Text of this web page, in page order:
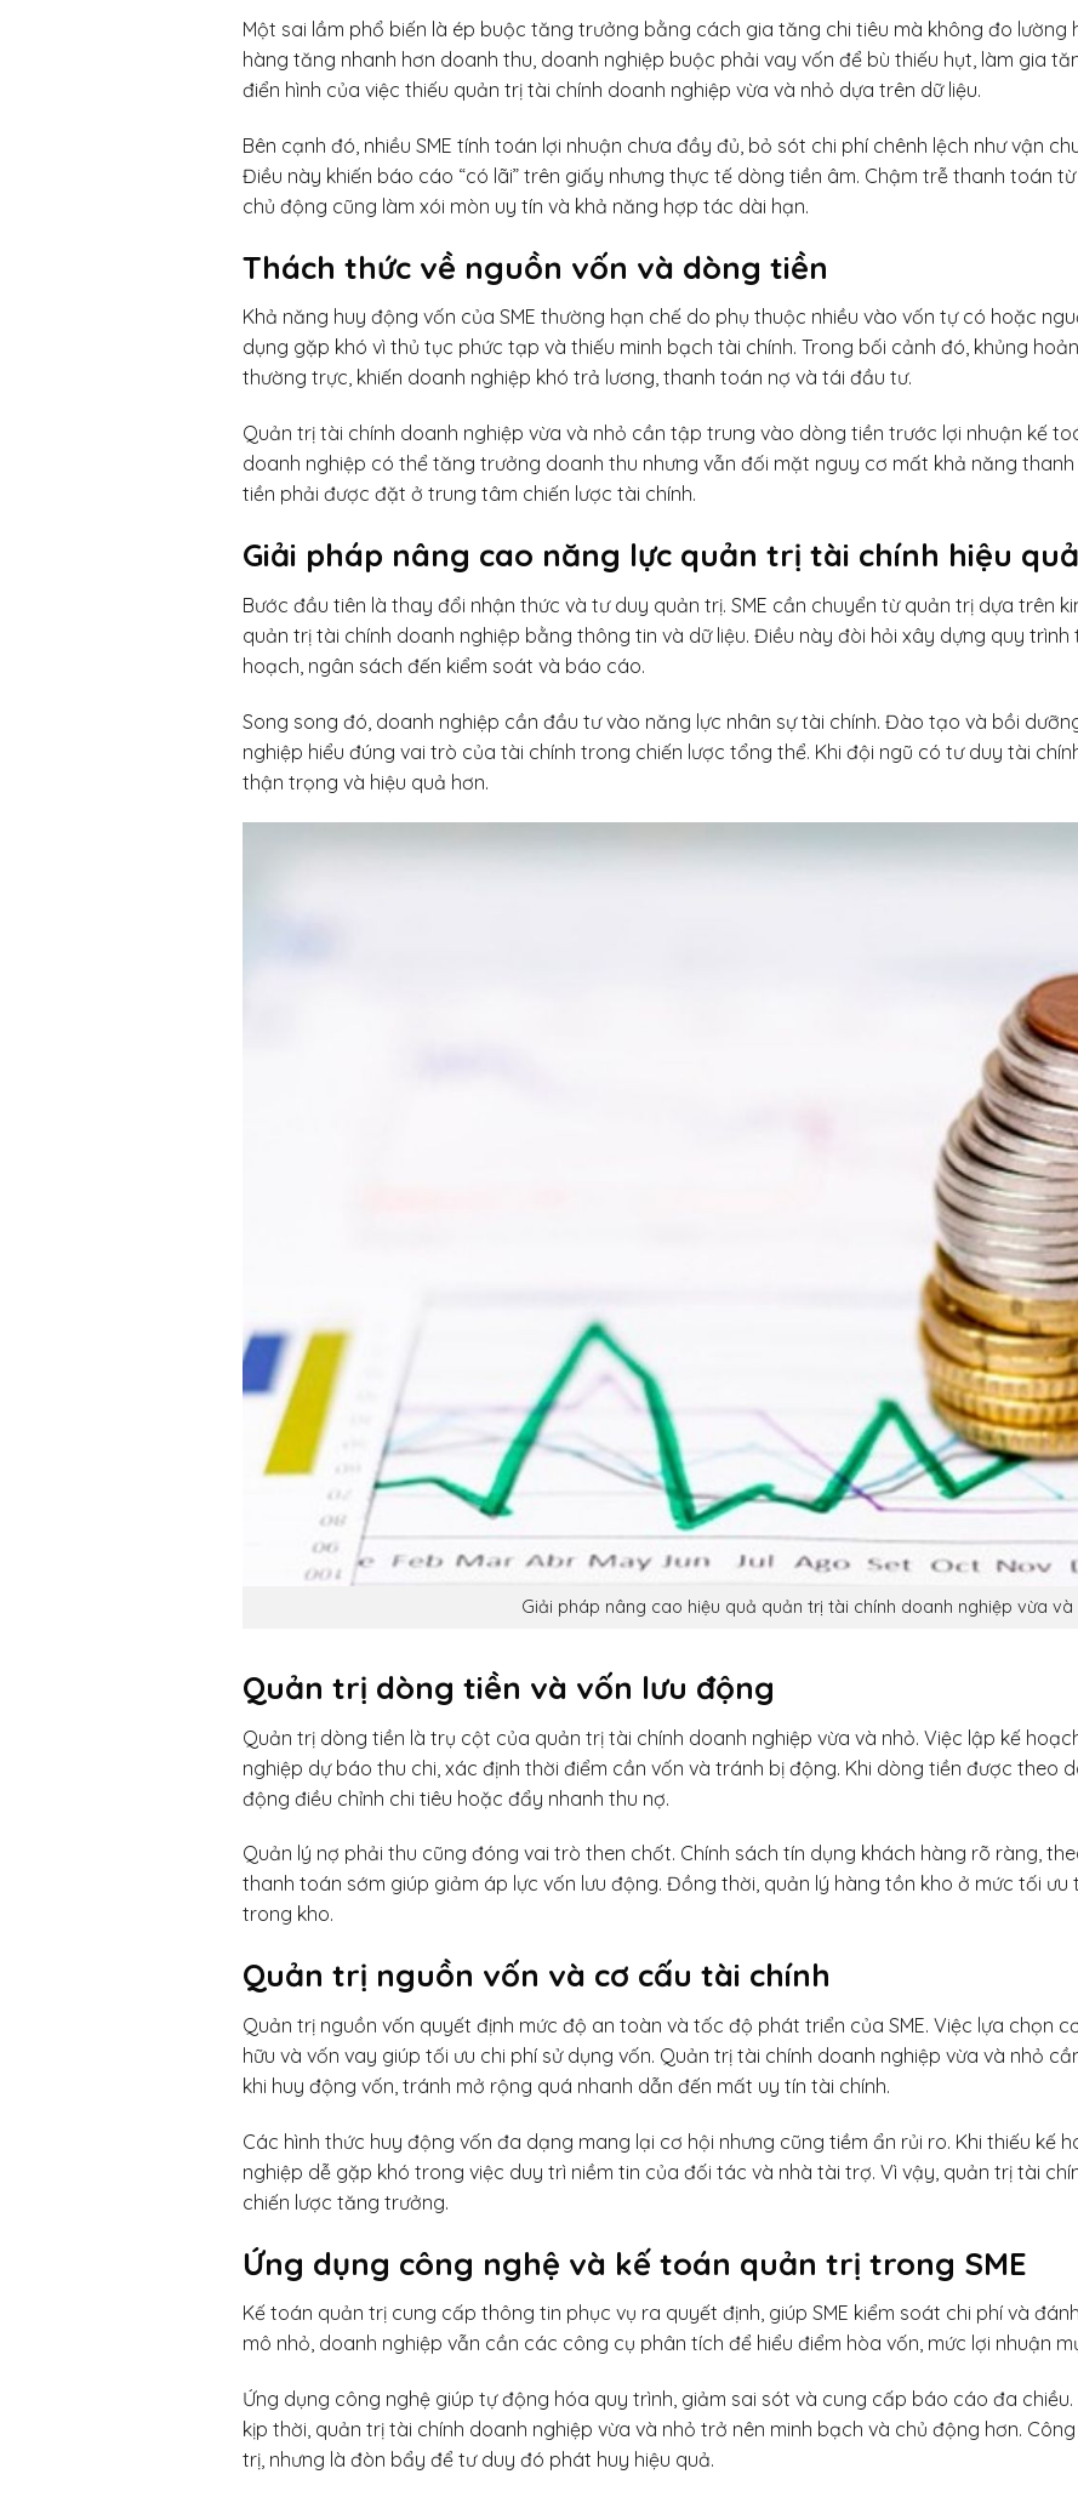
Một sai lầm phổ biến là ép buộc tăng trưởng bằng cách gia tăng chi tiêu mà không đo lường
hàng tăng nhanh hơn doanh thu, doanh nghiệp buộc phải vay vốn để bù thiếu hụt, làm gia
điển hình của việc thiếu quản trị tài chính doanh nghiệp vừa và nhỏ dựa trên dữ liệu.
Bên cạnh đó, nhiều SME tính toán lợi nhuận chưa đầy đủ, bỏ sót chi phí chênh lệch như vận
Điều này khiến báo cáo “có lãi” trên giấy nhưng thực tế dòng tiền âm. Chậm trễ thanh toán
chủ động cũng làm xói mòn uy tín và khả năng hợp tác dài hạn.
Thách thức về nguồn vốn và dòng tiền
Khả năng huy động vốn của SME thường hạn chế do phụ thuộc nhiều vào vốn tự có hoặc
dụng gặp khó vì thủ tục phức tạp và thiếu minh bạch tài chính. Trong bối cảnh đó, khủng
thường trực, khiến doanh nghiệp khó trả lương, thanh toán nợ và tái đầu tư.
Quản trị tài chính doanh nghiệp vừa và nhỏ cần tập trung vào dòng tiền trước lợi nhuận kế
doanh nghiệp có thể tăng trưởng doanh thu nhưng vẫn đối mặt nguy cơ mất khả năng
tiền phải được đặt ở trung tâm chiến lược tài chính.
Giải pháp nâng cao năng lực quản trị tài chính hiệu quả
Bước đầu tiên là thay đổi nhận thức và tư duy quản trị. SME cần chuyển từ quản trị dựa trên
quản trị tài chính doanh nghiệp bằng thông tin và dữ liệu. Điều này đòi hỏi xây dựng quy
hoạch, ngân sách đến kiểm soát và báo cáo.
Song song đó, doanh nghiệp cần đầu tư vào năng lực nhân sự tài chính. Đào tạo và bồi
nghiệp hiểu đúng vai trò của tài chính trong chiến lược tổng thể. Khi đội ngũ có tư duy tài
thận trọng và hiệu quả hơn.
Giải pháp nâng cao hiệu quả quản trị tài chính doanh nghiệp vừa và
Quản trị dòng tiền và vốn lưu động
Quản trị dòng tiền là trụ cột của quản trị tài chính doanh nghiệp vừa và nhỏ. Việc lập kế
nghiệp dự báo thu chi, xác định thời điểm cần vốn và tránh bị động. Khi dòng tiền được theo
động điều chỉnh chi tiêu hoặc đẩy nhanh thu nợ.
Quản lý nợ phải thu cũng đóng vai trò then chốt. Chính sách tín dụng khách hàng rõ ràng,
thanh toán sớm giúp giảm áp lực vốn lưu động. Đồng thời, quản lý hàng tồn kho ở mức tối ưu
trong kho.
Quản trị nguồn vốn và cơ cấu tài chính
Quản trị nguồn vốn quyết định mức độ an toàn và tốc độ phát triển của SME. Việc lựa chọn
hữu và vốn vay giúp tối ưu chi phí sử dụng vốn. Quản trị tài chính doanh nghiệp vừa và nhỏ
khi huy động vốn, tránh mở rộng quá nhanh dẫn đến mất uy tín tài chính.
Các hình thức huy động vốn đa dạng mang lại cơ hội nhưng cũng tiềm ẩn rủi ro. Khi thiếu kế
nghiệp dễ gặp khó trong việc duy trì niềm tin của đối tác và nhà tài trợ. Vì vậy, quản trị tài
chiến lược tăng trưởng.
Ứng dụng công nghệ và kế toán quản trị trong SME
Kế toán quản trị cung cấp thông tin phục vụ ra quyết định, giúp SME kiểm soát chi phí và
mô nhỏ, doanh nghiệp vẫn cần các công cụ phân tích để hiểu điểm hòa vốn, mức lợi nhuận
Ứng dụng công nghệ giúp tự động hóa quy trình, giảm sai sót và cung cấp báo cáo đa
kịp thời, quản trị tài chính doanh nghiệp vừa và nhỏ trở nên minh bạch và chủ động hơn.
trị, nhưng là đòn bẩy để tư duy đó phát huy hiệu quả.